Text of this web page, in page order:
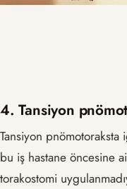
4. Tansiyon
Tansiyon pnömotoraksta
bu iş hastane öncesine
torakostomi